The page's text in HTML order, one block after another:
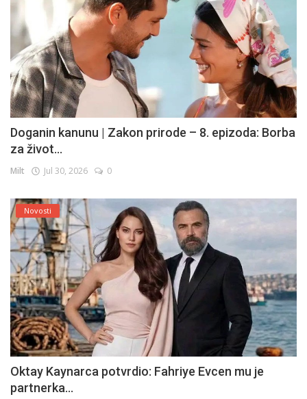
Doganin kanunu | Zakon prirode – 8. epizoda: Borba
za život...
Milt Jul 30, 2026 0
Novosti
Oktay Kaynarca potvrdio: Fahriye Evcen mu je
partnerka...